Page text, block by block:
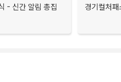
- 신간 알림 총집
경기컬처